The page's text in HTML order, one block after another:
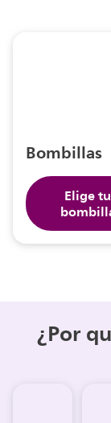
Bombillas
Elige tu
¿Por